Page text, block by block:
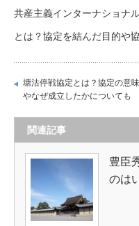
共産主義インターナショナ
とは？協定を結んだ目的や
塘沽停戦協定とは？協定の意味
やなぜ成立したかについても
関連記事
豊臣
のは